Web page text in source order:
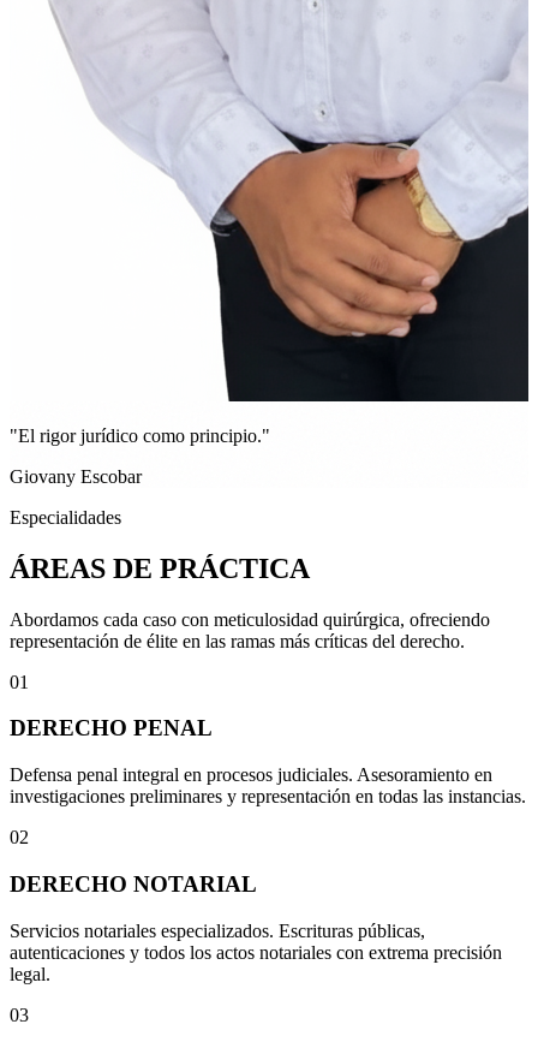
"El rigor jurídico como principio."
Giovany Escobar
Especialidades
ÁREAS DE PRÁCTICA
Abordamos cada caso con meticulosidad quirúrgica, ofreciendo
representación de élite en las ramas más críticas del derecho.
01
DERECHO PENAL
Defensa penal integral en procesos judiciales. Asesoramiento en
investigaciones preliminares y representación en todas las instancias.
02
DERECHO NOTARIAL
Servicios notariales especializados. Escrituras públicas,
autenticaciones y todos los actos notariales con extrema precisión
legal.
03